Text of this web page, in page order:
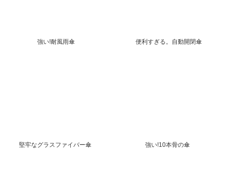
強い!耐風雨傘 便利すぎる。自動開閉傘
堅牢なグラスファイバー傘 強い!10本骨の傘